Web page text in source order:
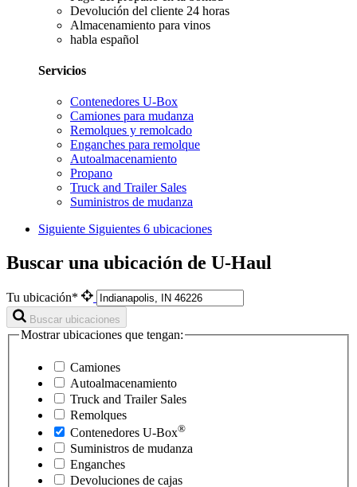
Devolución del cliente 24 horas
Almacenamiento para vinos
habla español
Servicios
Contenedores U-Box
Camiones para mudanza
Remolques y remolcado
Enganches para remolque
Autoalmacenamiento
Propano
Truck and Trailer Sales
Suministros de mudanza
Siguiente Siguientes 6 ubicaciones
Buscar una ubicación de U-Haul
Tu ubicación*
Buscar ubicaciones
Mostrar ubicaciones que tengan:
Camiones
Autoalmacenamiento
Truck and Trailer Sales
Remolques
Contenedores U-Box®
Suministros de mudanza
Enganches
Devoluciones de cajas